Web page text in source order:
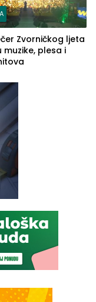
Zvorničkog ljeta
muzike, plesa i